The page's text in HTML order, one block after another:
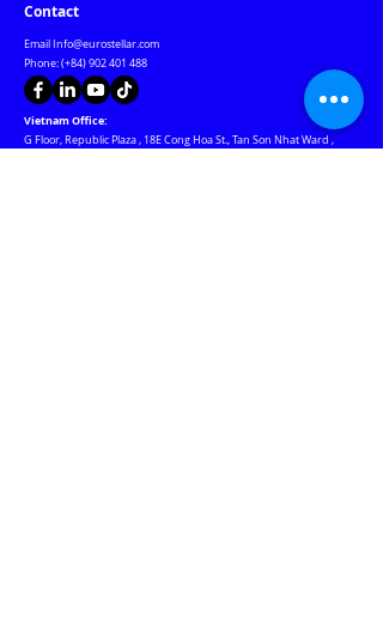
Contact
EmailInfo@eurostellar.com
Phone: (+84)902 401 488
Vietnam Office:
G Floor, Republic Plaza, 18E Cong Hoa St., Tan Son Nhat Ward ,